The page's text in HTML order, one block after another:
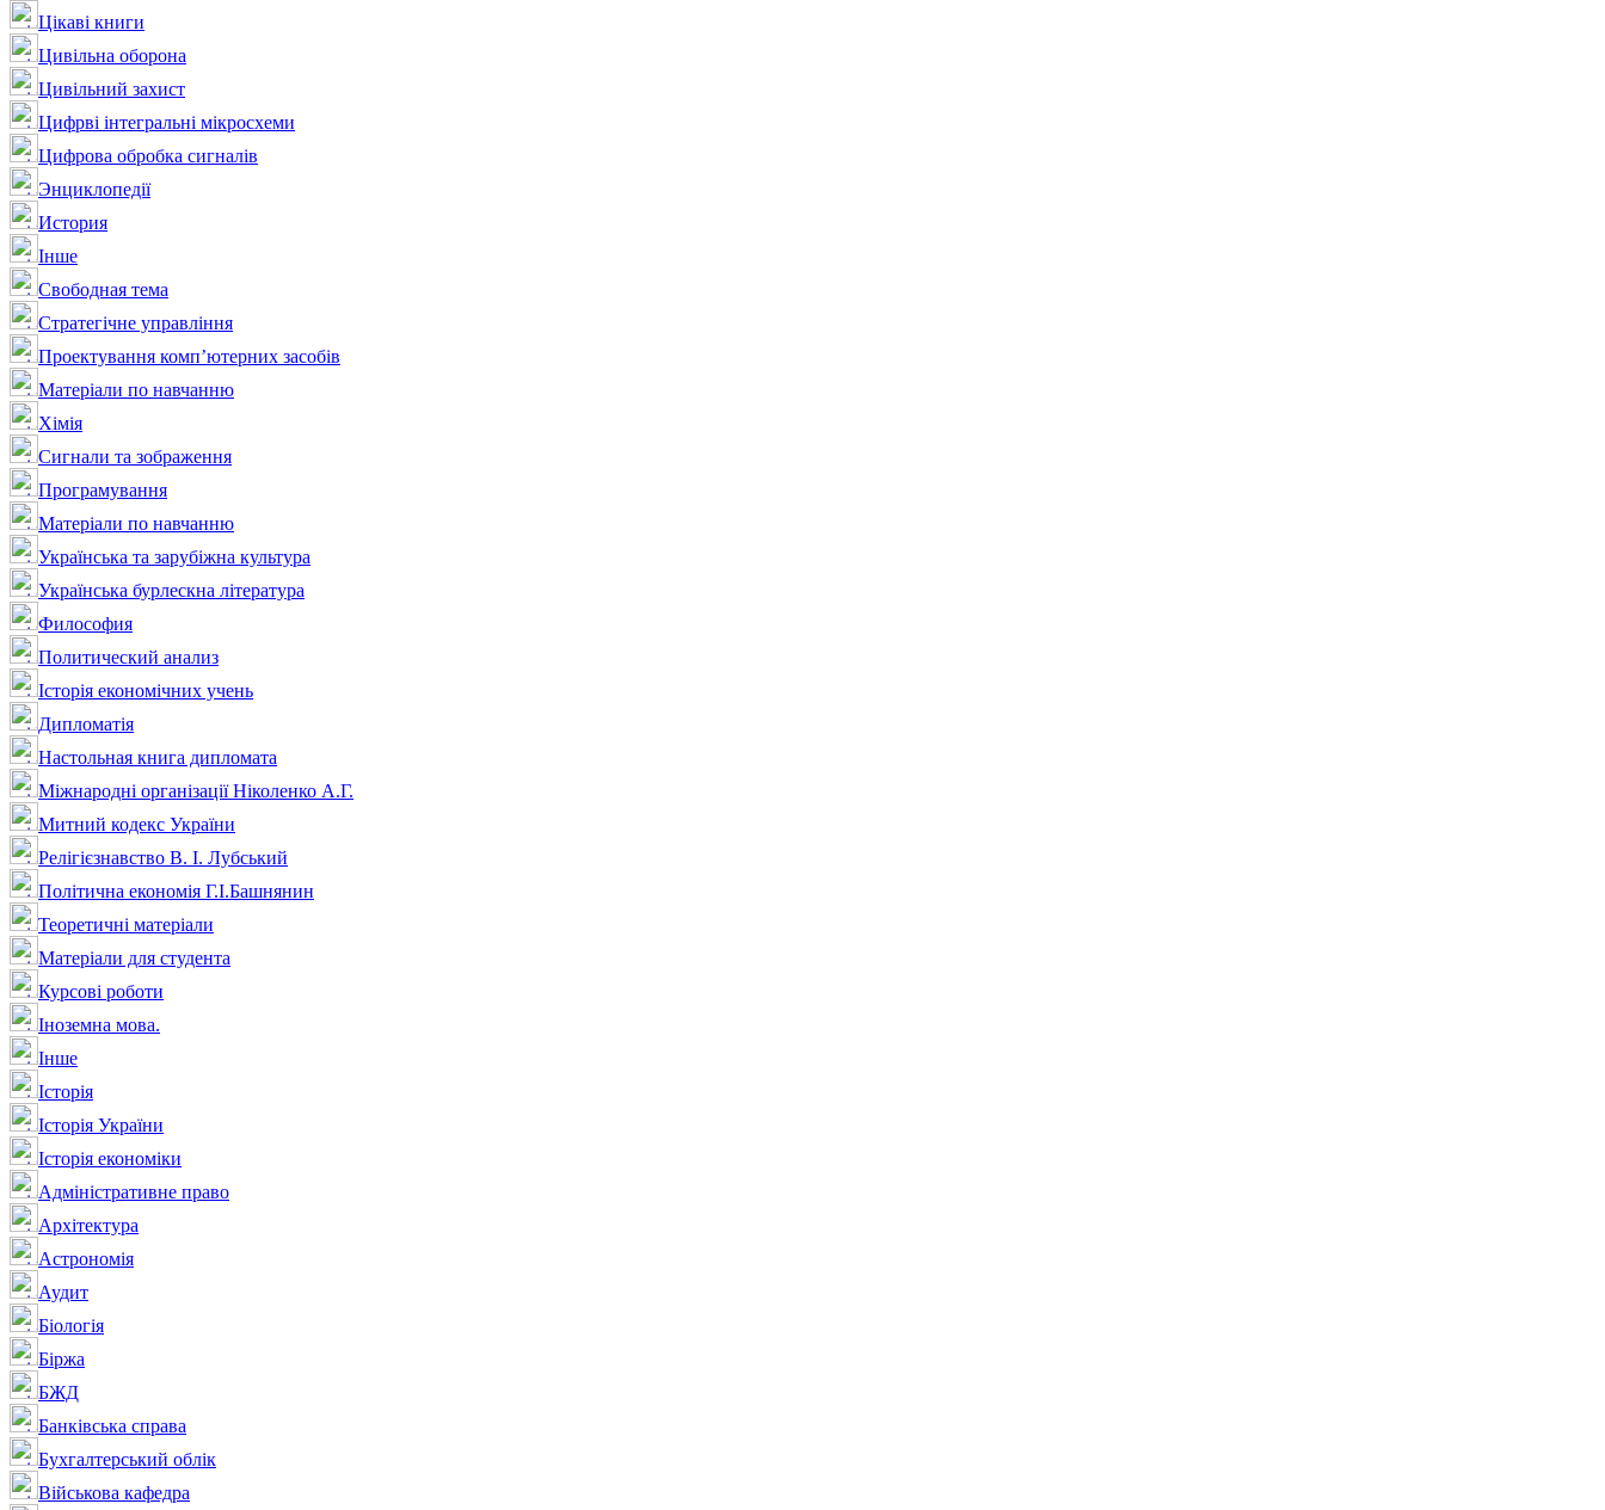
Цікаві книги
Цивільна оборона
Цивільний захист
Цифрві інтегральні мікросхеми
Цифрова обробка сигналів
Энциклопедії
История
Інше
Свободная тема
Стратегічне управління
Проектування комп’ютерних засобів
Матеріали по навчанню
Хімія
Сигнали та зображення
Програмування
Матеріали по навчанню
Українська та зарубіжна культура
Українська бурлескна література
Философия
Политический анализ
Історія економічних учень
Дипломатія
Настольная книга дипломата
Міжнародні організації Ніколенко А.Г.
Митний кодекс України
Релігієзнавство В. І. Лубський
Політична економія Г.І.Башнянин
Теоретичні матеріали
Матеріали для студента
Курсові роботи
Іноземна мова.
Інше
Історія
Історія України
Історія економіки
Адміністративне право
Архітектура
Астрономія
Аудит
Біологія
Біржа
БЖД
Банківська справа
Бухгалтерський облік
Військова кафедра